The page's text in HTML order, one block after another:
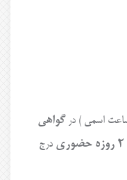
گواهی
درج